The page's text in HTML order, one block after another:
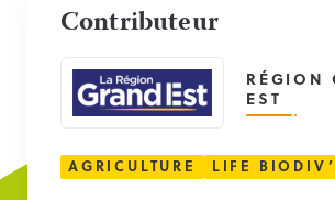
Contributeur
RÉGION
EST
AGRICULTURE LIFE